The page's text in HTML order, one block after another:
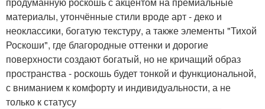
материалы, утончённые стили вроде арт - деко и
неоклассики, богатую текстуру, а также элементы "Тихой
Роскоши", где благородные оттенки и дорогие
поверхности создают богатый, но не кричащий образ
пространства - роскошь будет тонкой и функциональной,
с вниманием к комфорту и индивидуальности, а не
только к статусу